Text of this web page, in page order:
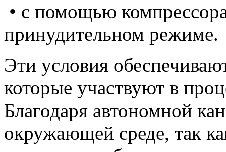
• с помощью
принудительном режиме.
Эти условия
которые участвуют в
Благодаря автономной
окружающей среде, так